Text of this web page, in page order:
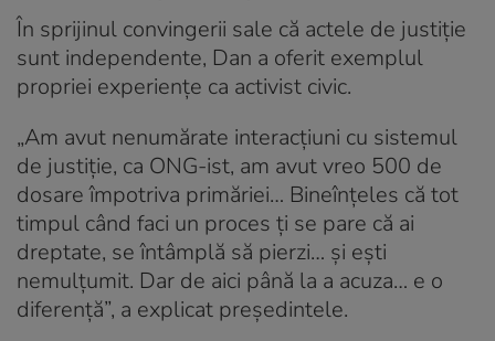
În sprijinul convingerii sale că actele de justiție
sunt independente, Dan a oferit exemplul
propriei experiențe ca activist civic.
„Am avut nenumărate interacțiuni cu sistemul
de justiție, ca ONG-ist, am avut vreo 500 de
dosare împotriva primăriei… Bineînțeles că tot
timpul când faci un proces ți se pare că ai
dreptate, se întâmplă să pierzi… și ești
nemulțumit. Dar de aici până la a acuza… e o
diferență”, a explicat președintele.